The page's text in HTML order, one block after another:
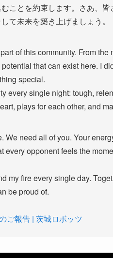
ことを約束します。さあ、
て未来を築き上げましょう。
of this community. From the
that can exist here. I
special.
every single night: tough,
plays for each other, and
need all of you. Your
opponent feels the
my fire every single day.
be proud of.
ご報告 | 茨城ロボッツ